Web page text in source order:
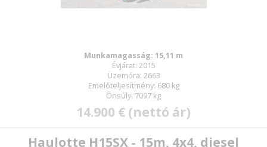
Munkamagasság: 15,11 m
Évjárat: 2015
Üzemóra: 2663
Emelőteljesítmény: 680 kg
Önsúly: 7097 kg
14.900 € (nettó ár)
Haulotte H15SX - 15m, 4x4, diesel